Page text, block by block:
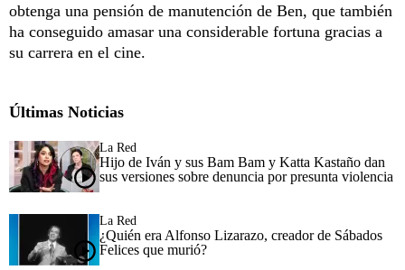
obtenga una pensión de manutención de Ben, que también
ha conseguido amasar una considerable fortuna gracias a
su carrera en el cine.
Últimas Noticias
La Red
Hijo de Iván y sus Bam Bam y Katta Kastaño dan
sus versiones sobre denuncia por presunta violencia
La Red
¿Quién era Alfonso Lizarazo, creador de Sábados
Felices que murió?